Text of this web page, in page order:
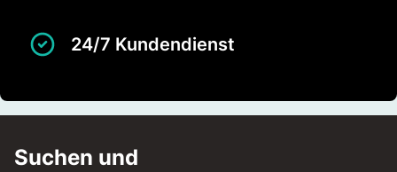
24/7 Kundendienst
Suchen und